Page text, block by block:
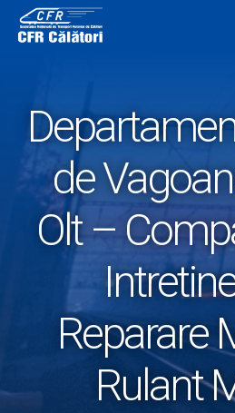
content
de
Olt –
Reparare
Rulant